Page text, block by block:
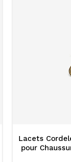
Lacets
pour